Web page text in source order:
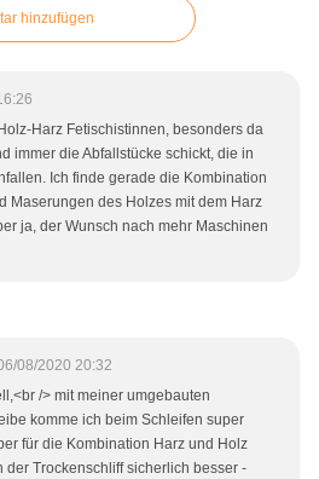
hinzufügen
Harz Fetischistinnen, besonders da
immer die Abfallstücke schickt, die in
Ich finde gerade die Kombination
Maserungen des Holzes mit dem Harz
ja, der Wunsch nach mehr Maschinen
08/2020 20:32
/> mit meiner umgebauten
komme ich beim Schleifen super
für die Kombination Harz und Holz
der Trockenschliff sicherlich besser -